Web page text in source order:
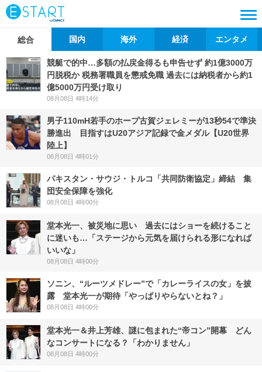
総合 国内 海外 経済 エンタメ
競艇で的中…多額の払戻金得るも申告せず 約1億3000万
円脱税か 税務署職員を懲戒免職 過去には納税者から約1
億5000万円受け取り
08月08日 4時14分
男子110mH若手のホープ古賀ジェレミーが13秒54で準決
勝進出 目指すはU20アジア記録で金メダル【U20世界
陸上】
08月08日 4時01分
パキスタン・サウジ・トルコ「共同防衛協定」締結 集
団安全保障を強化
08月08日 4時00分
堂本光一、被災地に思い 過去にはショーを続けること
に迷いも…「ステージから元気を届けられる形になれば
いいな」
08月08日 4時00分
ソニン、“ルーツメドレー”で「カレーライスの女」を披
露 堂本光一が期待「やっぱりやらないとね？」
08月08日 4時00分
堂本光一＆井上芳雄、謎に包まれた“帝コン”開幕 どん
なコンサートになる？「わかりません」
08月08日 4時00分